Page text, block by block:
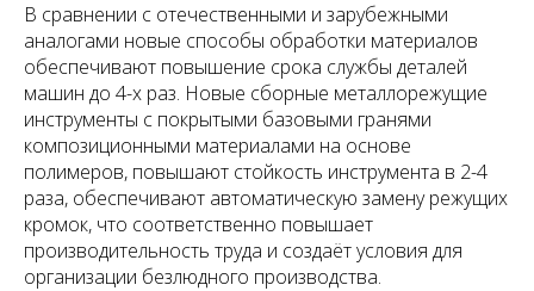
В сравнении с отечественными и зарубежными
аналогами новые способы обработки материалов
обеспечивают повышение срока службы деталей
машин до 4-х раз. Новые сборные металлорежущие
инструменты с покрытыми базовыми гранями
композиционными материалами на основе
полимеров, повышают стойкость инструмента в 2-4
раза, обеспечивают автоматическую замену режущих
кромок, что соответственно повышает
производительность труда и создаёт условия для
организации безлюдного производства.